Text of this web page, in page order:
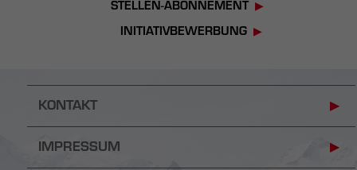
STELLEN-ABONNEMENT
INITIATIVBEWERBUNG
KONTAKT
IMPRESSUM